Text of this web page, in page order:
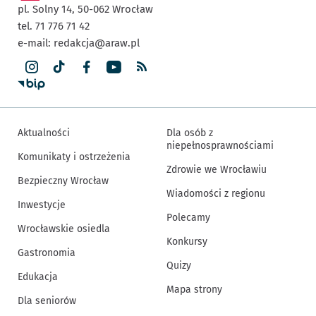
pl. Solny 14, 50-062 Wrocław
tel. 71 776 71 42
e-mail: redakcja@araw.pl
Aktualności
Komunikaty i ostrzeżenia
Bezpieczny Wrocław
Inwestycje
Wrocławskie osiedla
Gastronomia
Edukacja
Dla seniorów
Dla osób z
niepełnosprawnościami
Zdrowie we Wrocławiu
Wiadomości z regionu
Polecamy
Konkursy
Quizy
Mapa strony